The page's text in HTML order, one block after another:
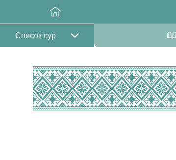
Список сур